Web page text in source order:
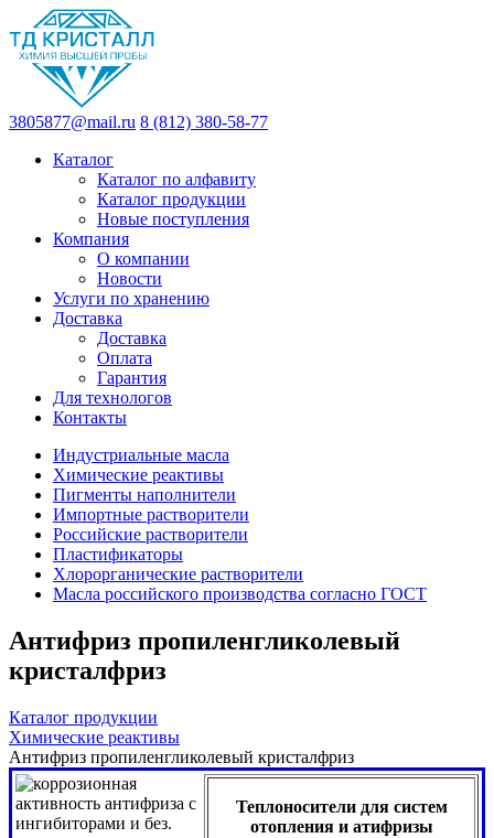
3805877@mail.ru 8 (812) 380-58-77
Каталог
Каталог по алфавиту
Каталог продукции
Новые поступления
Компания
О компании
Новости
Услуги по хранению
Доставка
Доставка
Оплата
Гарантия
Для технологов
Контакты
Индустриальные масла
Химические реактивы
Пигменты наполнители
Импортные растворители
Российские растворители
Пластификаторы
Хлорорганические растворители
Масла российского производства согласно ГОСТ
Антифриз пропиленгликолевый
кристалфриз
Каталог продукции
Химические реактивы
Антифриз пропиленгликолевый кристалфриз
Теплоносители для систем
отопления и атифризы